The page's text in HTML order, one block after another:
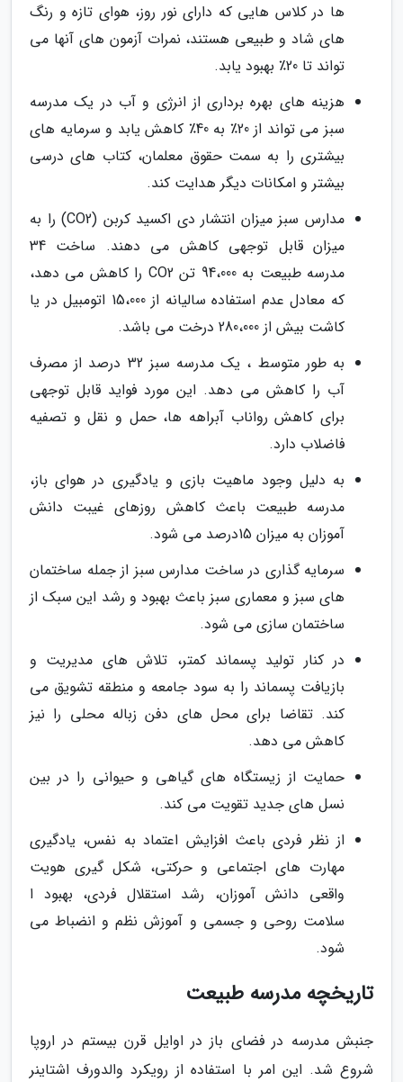
ها در کلاس هایی که دارای نور روز، هوای تازه و رنگ
های شاد و طبیعی هستند، نمرات آزمون های آنها می
تواند تا 20٪ بهبود یابد.
هزینه های بهره برداری از انرژی و آب در یک مدرسه
سبز می تواند از 20٪ به 40٪ کاهش یابد و سرمایه های
بیشتری را به سمت حقوق معلمان، کتاب های درسی
بیشتر و امکانات دیگر هدایت کند.
مدارس سبز میزان انتشار دی اکسید کربن (CO2) را به
میزان قابل توجهی کاهش می دهند. ساخت 34
مدرسه طبیعت به 94،000 تن CO2 را کاهش می دهد،
که معادل عدم استفاده سالیانه از 15،000 اتومبیل در یا
کاشت بیش از 280،000 درخت می باشد.
به طور متوسط ، یک مدرسه سبز 32 درصد از مصرف
آب را کاهش می دهد. این مورد فواید قابل توجهی
برای کاهش رواناب آبراهه ها، حمل و نقل و تصفیه
فاضلاب دارد.
به دلیل وجود ماهیت بازی و یادگیری در هوای باز،
مدرسه طبیعت باعث کاهش روزهای غیبت دانش
آموزان به میزان 15درصد می شود.
سرمایه گذاری در ساخت مدارس سبز از جمله ساختمان
های سبز و معماری سبز باعث بهبود و رشد این سبک از
ساختمان سازی می شود.
در کنار تولید پسماند کمتر، تلاش های مدیریت و
بازیافت پسماند را به سود جامعه و منطقه تشویق می
کند. تقاضا برای محل های دفن زباله محلی را نیز
کاهش می دهد.
حمایت از زیستگاه های گیاهی و حیوانی را در بین
نسل های جدید تقویت می کند.
از نظر فردی باعث افزایش اعتماد به نفس، یادگیری
مهارت های اجتماعی و حرکتی، شکل گیری هویت
واقعی دانش آموزان، رشد استقلال فردی، بهبود ا
سلامت روحی و جسمی و آموزش نظم و انضباط می
شود.
تاریخچه مدرسه طبیعت
جنبش مدرسه در فضای باز در اوایل قرن بیستم در اروپا
شروع شد. این امر با استفاده از رویکرد والدورف اشتاینر